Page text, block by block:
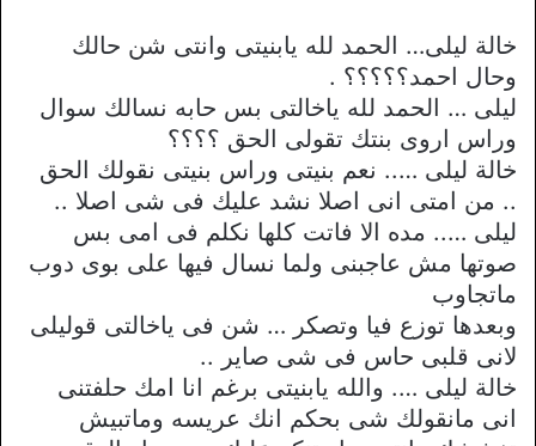
خالة ليلى… الحمد لله يابنيتى وانتى شن حالك
وحال احمد؟؟؟؟؟ .
ليلى … الحمد لله ياخالتى بس حابه نسالك سوال
وراس اروى بنتك تقولى الحق ؟؟؟؟
خالة ليلى ….. نعم بنيتى وراس بنيتى نقولك الحق
.. من امتى انى اصلا نشد عليك فى شى اصلا ..
ليلى ….. مده الا فاتت كلها نكلم فى امى بس
صوتها مش عاجبنى ولما نسال فيها على بوى دوب
ماتجاوب
وبعدها توزع فيا وتصكر … شن فى ياخالتى قوليلى
لانى قلبى حاس فى شى صاير ..
خالة ليلى …. والله يابنيتى برغم انا امك حلفتنى
انى مانقولك شى بحكم انك عريسه وماتبيش